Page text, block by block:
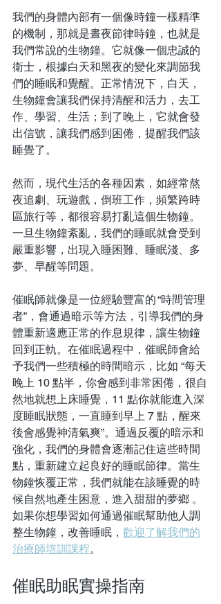
我們的身體內部有一個像時鐘一樣精準
的機制，那就是晝夜節律時鐘，也就是
我們常說的生物鐘。它就像一個忠誠的
衛士，根據白天和黑夜的變化來調節我
們的睡眠和覺醒。正常情況下，白天，
生物鐘會讓我們保持清醒和活力，去工
作、學習、生活；到了晚上，它就會發
出信號，讓我們感到困倦，提醒我們該
睡覺了。
然而，現代生活的各種因素，如經常熬
夜追劇、玩遊戲，倒班工作，頻繁跨時
區旅行等，都很容易打亂這個生物鐘。
一旦生物鐘紊亂，我們的睡眠就會受到
嚴重影響，出現入睡困難、睡眠淺、多
夢、早醒等問題。
催眠師就像是一位經驗豐富的 “時間管理
者”，會通過暗示等方法，引導我們的身
體重新適應正常的作息規律，讓生物鐘
回到正軌。在催眠過程中，催眠師會給
予我們一些積極的時間暗示，比如 “每天
晚上 10 點半，你會感到非常困倦，很自
然地就想上床睡覺，11 點你就能進入深
度睡眠狀態，一直睡到早上 7 點，醒來
後會感覺神清氣爽”。通過反覆的暗示和
強化，我們的身體會逐漸記住這些時間
點，重新建立起良好的睡眠節律。當生
物鐘恢覆正常，我們就能在該睡覺的時
候自然地產生困意，進入甜甜的夢鄉 。
如果你想學習如何通過催眠幫助他人調
整生物鐘，改善睡眠， 歡迎了解我們的
治療師培訓課程。
催眠助眠實操指南